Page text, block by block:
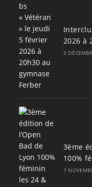
2026 à
5
3ème
100%
7